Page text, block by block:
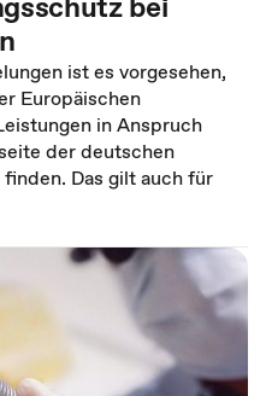
ist es vorgesehen,
Europäischen
in Anspruch
der deutschen
Das gilt auch für